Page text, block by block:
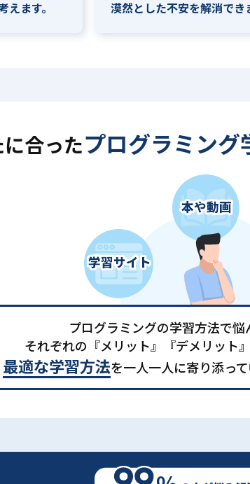
えます。
漠然とした不安を解消でき
合ったプログラミング
プログラミングの学習方法で悩
それぞれの『メリット』『デメリット
最適な学習方法を一人一人に寄り添っ